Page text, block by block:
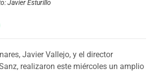
Javier Esturillo
Javier Vallejo, y el director
realizaron este miércoles un amplio